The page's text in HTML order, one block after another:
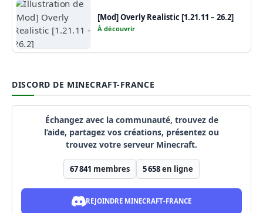
[Mod] Overly Realistic [1.21.11 – 26.2]
À découvrir
DISCORD DE MINECRAFT-FRANCE
Échangez avec la communauté, trouvez de
l’aide, partagez vos créations, présentez ou
trouvez votre serveur Minecraft.
67 841 membres 5 658en ligne
REJOINDRE MINECRAFT-FRANCE